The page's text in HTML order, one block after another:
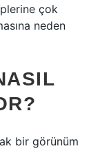
çok
neden
bir görünüm